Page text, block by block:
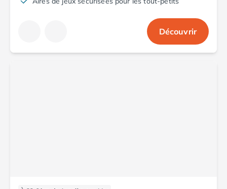
Découvrir